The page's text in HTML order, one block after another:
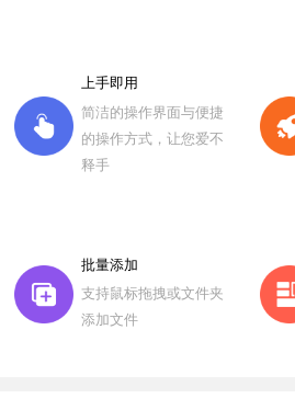
上手即用
简洁的操作界面与便捷
的操作方式，让您爱不
释手
批量添加
支持鼠标拖拽或文件夹
添加文件